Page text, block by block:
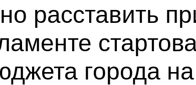
расставить
города